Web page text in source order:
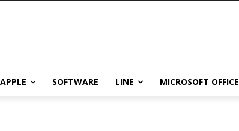
APPLE SOFTWARE LINE MICROSOFT OFFICE